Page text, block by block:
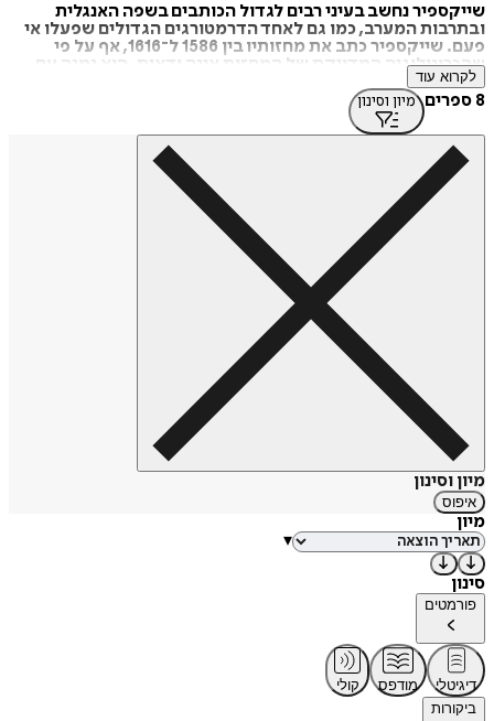
שייקספיר נחשב בעיני רבים לגדול הכותבים בשפה האנגלית
ובתרבות המערב, כמו גם לאחד הדרמטורגים הגדולים שפעלו אי
פעם. שייקספיר כתב את מחזותיו בין 1586 ל־1616, אף על פי
שהכרונולוגיה המדויקת של המחזות אינה ודאית. הוא נמנה עם
המחזאים המעטים שהצטיינו הן בכתיבת קומדיות והן בכתיבת
טרגדיות. מחזותיו משלבים אפיון מעמיק של הדמויות, גדולה
פואטית ועומק פילוסופי. הם מאופיינים בחידושי מילים רבים
ומעולם לא איבדו את כוחם למשוך את קהל צופי התיאטרון.
עבודותיו של שייקספיר תורגמו כמעט לכל שפה קיימת, ומחזותיו
ממשיכים להיות מוצגים על במות בכל העולם. בנוסף לכך מצויים
ציטוטים מיצירתו בשימוש יום יומי, בכל שפות העולם ובתרבויות
פרטים רבים בנוגע לחייו של שייקספיר נותרו בגדר תעלומה. כך
תיעוד למעשיו, מקור הידע המעמיק שהפגין בנושאים רבים,
ובעיקר העובדה ששום כתב יד שלו, מלבד חתימתו על צוואתו לא
שרד. במהלך השנים רבים העלו השערות באשר לחייו, ואף באשר
לעצם זהותו ככותב המחזות המיוחסים לו, כמו גם על נטייתו
לא ניתן להפריז בהשפעתו של שייקספיר על התיאטרון המודרני.
שייקספיר יצר כמה מן המחזות הנערצים ביותר בתרבות המערב,
אך גם שינה את הדרך שבה מתייחס הקהל אל התיאטרון. שייקספיר
הרחיב מאוד את הציפיות שיש לקהל מתיאטרון. לאחריו נקבעו
סטנדרטים חדשים בנוגע לאפיון הדמויות, העלילה, רמתה של
השפה והעומק המחשבתי במחזאות. אמנותו של שייקספיר שינתה
את האפיון של התיאטרון, והביאה לכך שגם אינטלקטואלים יוכלו
ליהנות ממנו, מעבר להיותו כלי לבידור עממי המוני.
לקרוא עוד
8 ספרים מיון וסינון
מיון וסינון
איפוס
מיון
▾
סינון
פורמטים
דיגיטלי מודפס
קולי
ביקורות